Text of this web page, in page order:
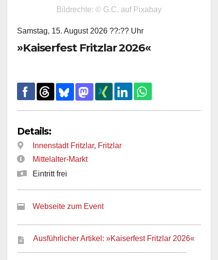
Bildrechte: © G.C. auf Pixabay
Samstag, 15. August 2026 ??:?? Uhr
»Kaiserfest Fritzlar 2026«
Details:
Innenstadt Fritzlar, Fritzlar
Mittelalter-Markt
Eintritt frei
Webseite zum Event
Ausführlicher Artikel: »Kaiserfest Fritzlar 2026«